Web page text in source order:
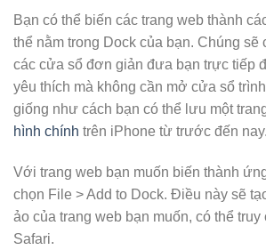
Bạn có thể biến các trang web thành
thể nằm trong Dock của bạn. Chúng
các cửa sổ đơn giản đưa bạn trực tiếp
yêu thích mà không cần mở cửa sổ
giống như cách bạn có thể lưu một
hình chính trên iPhone từ trước đến nay.
Với trang web bạn muốn biến thành
chọn File > Add to Dock. Điều này sẽ
ảo của trang web bạn muốn, có thể truy
Safari.